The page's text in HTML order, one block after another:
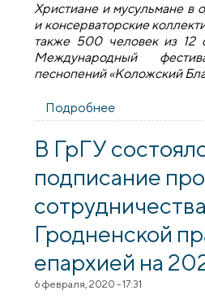
Христиане и мусульмане в
и консерваторские
также 500 человек из 12
Международный
песнопений «Коложский
Подробнее
выступят в
В ГрГУ
подписание
Гродненской
епархией на
6 февраля, 2020 - 17:31